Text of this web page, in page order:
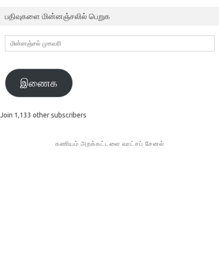
பதிவுகளை மின்னஞ்சலில் பெறுக
மின்னஞ்சல்
முகவரி
இணைக
Join 1,133 other subscribers
கணியம் அறக்கட்டளை வாட்சப் சேனல்